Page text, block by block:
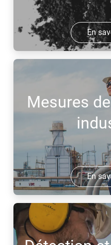
En
Mesures
En